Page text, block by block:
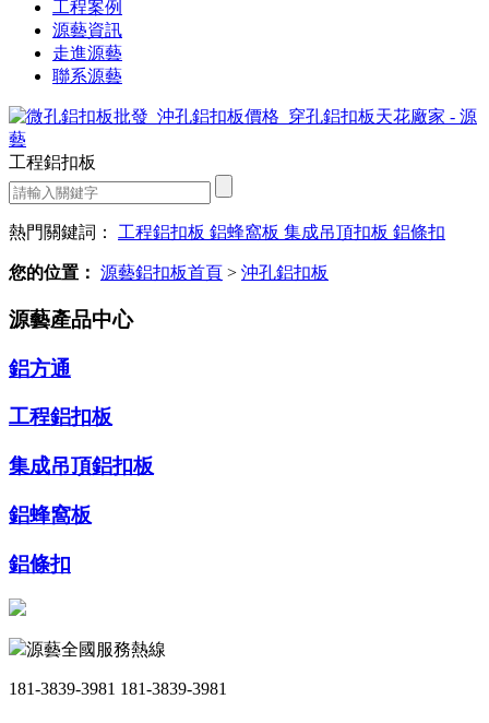
工程案例
源藝資訊
走進源藝
聯系源藝
工程鋁扣板
熱門關鍵詞： 工程鋁扣板 鋁蜂窩板 集成吊頂扣板 鋁條扣
您的位置： 源藝鋁扣板首頁 > 沖孔鋁扣板
源藝產品中心
鋁方通
工程鋁扣板
集成吊頂鋁扣板
鋁蜂窩板
鋁條扣
源藝全國服務熱線
181-3839-3981 181-3839-3981